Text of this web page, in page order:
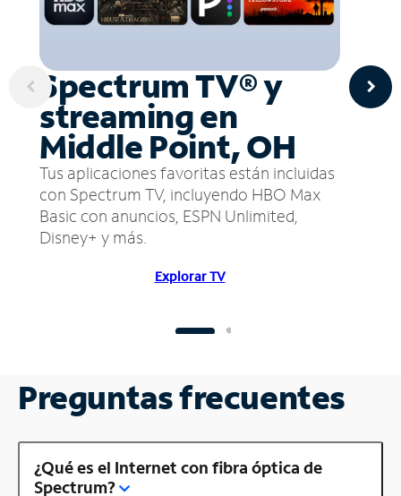
Spectrum TV® y
streaming en
Middle Point, OH
Tus aplicaciones favoritas están incluidas
con Spectrum TV, incluyendo HBO Max
Basic con anuncios, ESPN Unlimited,
Disney+ y más.
Explorar TV
Preguntas frecuentes
¿Qué es el Internet con fibra óptica de
Spectrum?